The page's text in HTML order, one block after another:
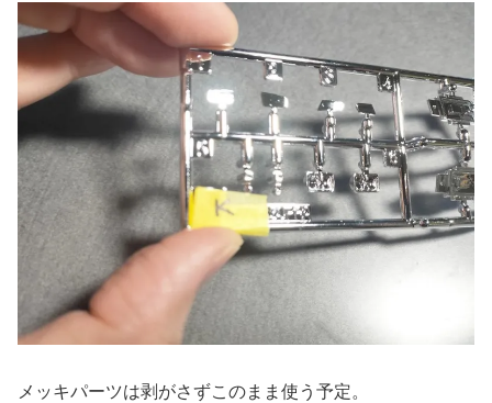
メッキパーツは剥がさずこのまま使う予定。